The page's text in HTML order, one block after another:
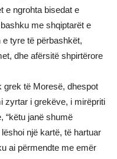
e ngrohta bisedat e
me shqiptarët e
tyre të përbashkët,
dhe afërsitë shpirtërore
grek të Moresë, dhespot
zyrtar i grekëve, i mirëpriti
“këtu janë shumë
një kartë, të hartuar
ai përmendte me emër